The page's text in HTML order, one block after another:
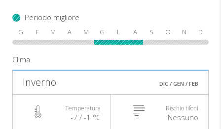
Periodo migliore
G F M A M G L A S O N D
Clima
Inverno DIC / GEN / FEB
Temperatura
-7 / -1 °C
Rischio tifoni
Nessuno